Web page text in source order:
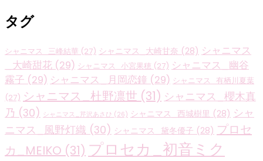
タグ
シャニマス_三峰結華 (27) シャニマス_大崎甘奈 (28) シャニマス
_大崎甜花 (29) シャニマス_小宮果穂 (27) シャニマス_幽谷
霧子 (29) シャニマス_月岡恋鐘 (29) シャニマス_有栖川夏葉
(27) シャニマス_杜野凛世 (31) シャニマス_櫻木真
乃 (30) シャニマス_芹沢あさひ (26) シャニマス_西城樹里 (28) シャ
ニマス_風野灯織 (30) シャニマス_黛冬優子 (28) プロセ
カ_MEIKO (31) プロセカ_初音ミク